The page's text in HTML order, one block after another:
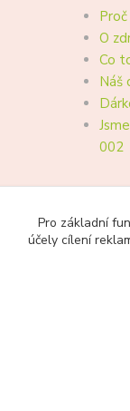
O
Co
Náš
002
Pro základní
účely cílení